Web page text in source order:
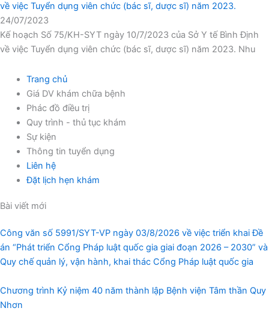
về việc Tuyển dụng viên chức (bác sĩ, dược sĩ) năm 2023.
24/07/2023
Kế hoạch Số 75/KH-SYT ngày 10/7/2023 của Sở Y tế Bình Định
về việc Tuyển dụng viên chức (bác sĩ, dược sĩ) năm 2023. Nhu
Trang chủ
Giá DV khám chữa bệnh
Phác đồ điều trị
Quy trình - thủ tục khám
Sự kiện
Thông tin tuyển dụng
Liên hệ
Đặt lịch hẹn khám
Bài viết mới
Công văn số 5991/SYT-VP ngày 03/8/2026 về việc triển khai Đề
án “Phát triển Cổng Pháp luật quốc gia giai đoạn 2026 – 2030” và
Quy chế quản lý, vận hành, khai thác Cổng Pháp luật quốc gia
Chương trình Kỷ niệm 40 năm thành lập Bệnh viện Tâm thần Quy
Nhơn